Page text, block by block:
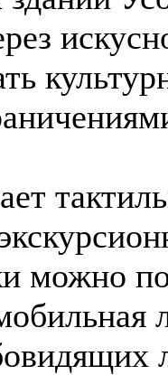
можно